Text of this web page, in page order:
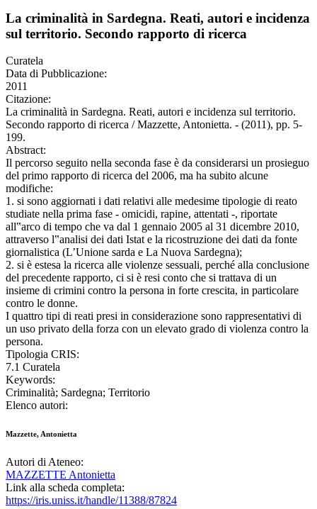
La criminalità in Sardegna. Reati, autori e incidenza
sul territorio. Secondo rapporto di ricerca
Curatela
Data di Pubblicazione:
2011
Citazione:
La criminalità in Sardegna. Reati, autori e incidenza sul territorio.
Secondo rapporto di ricerca / Mazzette, Antonietta. - (2011), pp. 5-
199.
Abstract:
Il percorso seguito nella seconda fase è da considerarsi un prosieguo
del primo rapporto di ricerca del 2006, ma ha subito alcune
modifiche:
1. si sono aggiornati i dati relativi alle medesime tipologie di reato
studiate nella prima fase - omicidi, rapine, attentati -, riportate
all‟arco di tempo che va dal 1 gennaio 2005 al 31 dicembre 2010,
attraverso l‟analisi dei dati Istat e la ricostruzione dei dati da fonte
giornalistica (L’Unione sarda e La Nuova Sardegna);
2. si è estesa la ricerca alle violenze sessuali, perché alla conclusione
del precedente rapporto, ci si è resi conto che si trattava di un
insieme di crimini contro la persona in forte crescita, in particolare
contro le donne.
I quattro tipi di reati presi in considerazione sono rappresentativi di
un uso privato della forza con un elevato grado di violenza contro la
persona.
Tipologia CRIS:
7.1 Curatela
Keywords:
Criminalità; Sardegna; Territorio
Elenco autori:
Mazzette, Antonietta
Autori di Ateneo:
MAZZETTE Antonietta
Link alla scheda completa:
https://iris.uniss.it/handle/11388/87824